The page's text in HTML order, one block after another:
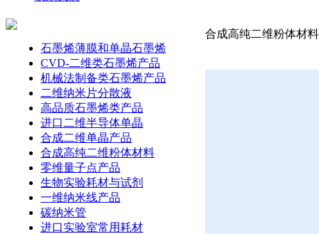
石墨烯薄膜和单晶石墨烯
CVD-二维类石墨烯产品
机械法制备类石墨烯产品
二维纳米片分散液
高品质石墨烯类产品
进口二维半导体单晶
合成二维单晶产品
合成高纯二维粉体材料
零维量子点产品
生物实验耗材与试剂
一维纳米线产品
碳纳米管
进口实验室常用耗材
合成高纯二维粉体材